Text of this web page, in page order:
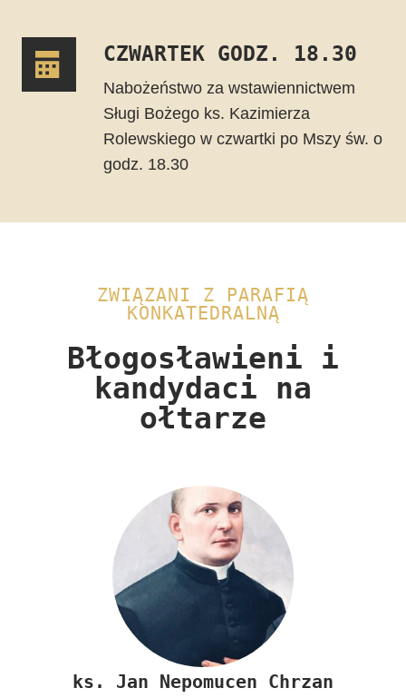
CZWARTEK GODZ. 18.30
Nabożeństwo za wstawiennictwem
Sługi Bożego ks. Kazimierza
Rolewskiego w czwartki po Mszy św. o
godz. 18.30
ZWIĄZANI Z PARAFIĄ
KONKATEDRALNĄ
Błogosławieni i
kandydaci na
ołtarze​
ks. Jan Nepomucen Chrzan